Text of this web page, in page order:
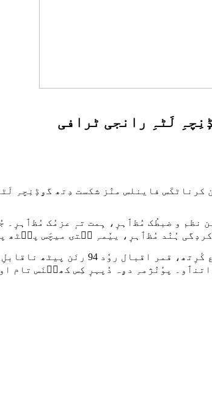
لَٹہِ رانجی ٹرافی
فاینلس منٛز شکست دِتھ گۄڈٕنِچہِ
ہُنٛد مُظٲہرٕ، ییٚمہِ سۭتۍ میچَس پٮ۪ٹھ